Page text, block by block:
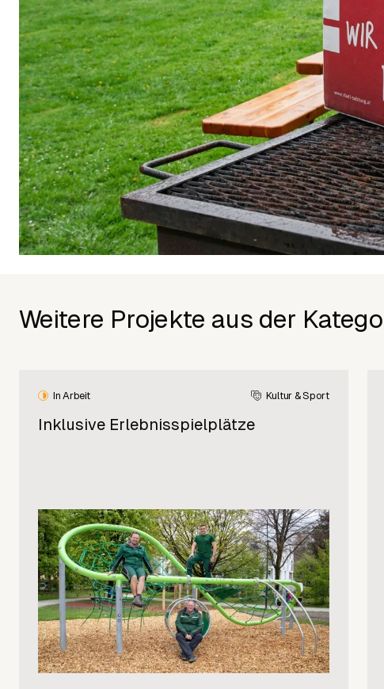
Weitere Projekte aus der
In Arbeit Kultur & Sport
Inklusive Erlebnisspielplätze